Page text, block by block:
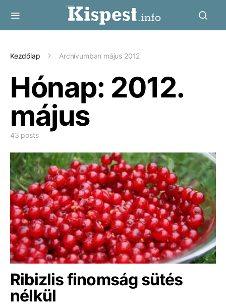
Kezdőlap Archívumban május 2012
Hónap: 2012.
május
43 posts
Ribizlis finomság sütés
nélkül